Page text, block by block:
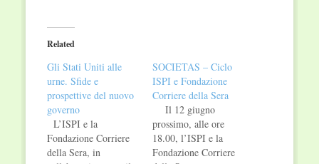
(Opens
in
new
Related
Gli Stati Uniti alle
urne. Sfide e
prospettive del nuovo
governo
L’ISPI e la
Fondazione Corriere
della Sera, in
SOCIETAS – Ciclo
ISPI e Fondazione
Corriere della Sera
Il 12 giugno
prossimo, alle ore
18.00, l’ISPI e la
Fondazione Corriere